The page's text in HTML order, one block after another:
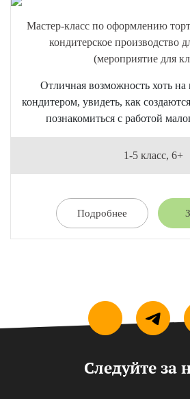
Мастер-класс по оформлению
кондитерское производство
(мероприятие для
Отличная возможность хоть на
кондитером, увидеть, как
познакомиться с работой
1-5 класс, 6+
Подробнее
Следуйте за